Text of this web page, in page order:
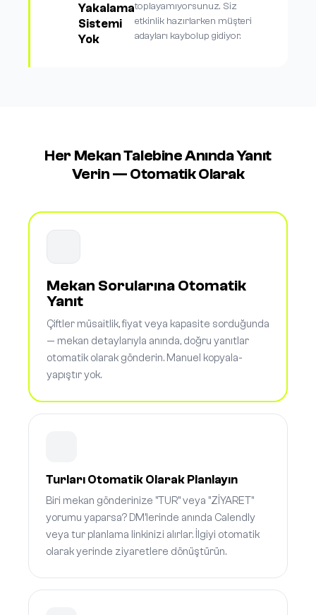
Yakalama
Sistemi
Yok
toplayamıyorsunuz. Siz
etkinlik hazırlarken müşteri
adayları kaybolup gidiyor.
Her Mekan Talebine Anında Yanıt
Verin — Otomatik Olarak
Mekan Sorularına Otomatik
Yanıt
Çiftler müsaitlik, fiyat veya kapasite sorduğunda
— mekan detaylarıyla anında, doğru yanıtlar
otomatik olarak gönderin. Manuel kopyala-
yapıştır yok.
Turları Otomatik Olarak Planlayın
Biri mekan gönderinize "TUR" veya "ZİYARET"
yorumu yaparsa? DM'lerinde anında Calendly
veya tur planlama linkinizi alırlar. İlgiyi otomatik
olarak yerinde ziyaretlere dönüştürün.